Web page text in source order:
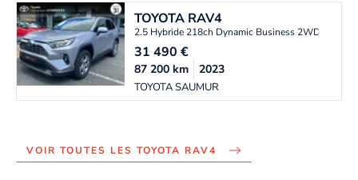
TOYOTA RAV4
2.5 Hybride 218ch Dynamic Business 2WD MY23
31 490€
TOYOTA SAUMUR
87 200km 2023
VOIR TOUTES LES TOYOTA RAV4